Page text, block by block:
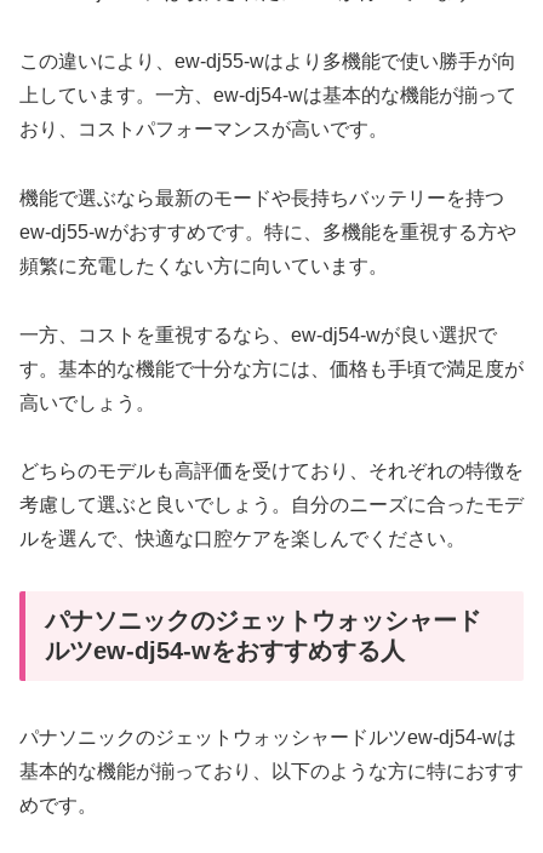
この違いにより、ew-dj55-wはより多機能で使い勝手が向
上しています。一方、ew-dj54-wは基本的な機能が揃って
おり、コストパフォーマンスが高いです。
機能で選ぶなら最新のモードや長持ちバッテリーを持つ
ew-dj55-wがおすすめです。特に、多機能を重視する方や
頻繁に充電したくない方に向いています。
一方、コストを重視するなら、ew-dj54-wが良い選択で
す。基本的な機能で十分な方には、価格も手頃で満足度が
高いでしょう。
どちらのモデルも高評価を受けており、それぞれの特徴を
考慮して選ぶと良いでしょう。自分のニーズに合ったモデ
ルを選んで、快適な口腔ケアを楽しんでください。
パナソニックのジェットウォッシャード
ルツew-dj54-wをおすすめする人
パナソニックのジェットウォッシャードルツew-dj54-wは
基本的な機能が揃っており、以下のような方に特におすす
めです。